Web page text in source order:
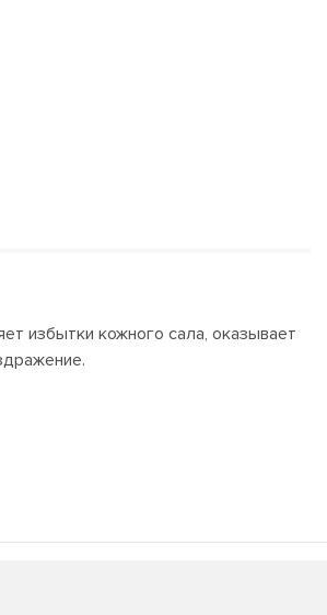
избытки кожного сала, оказывает